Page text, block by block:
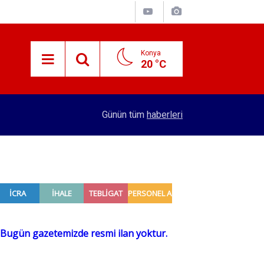
Konya
20 °C
Merkez Bankası rezervleri açıklandı
Günün tüm haberleri